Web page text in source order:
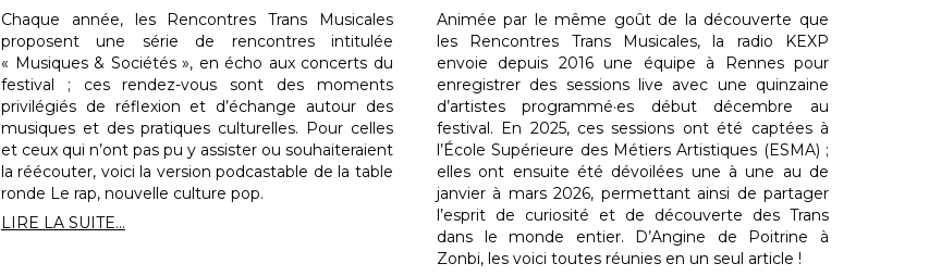
Chaque année, les Rencontres Trans Musicales
proposent une série de rencontres intitulée
« Musiques & Sociétés », en écho aux concerts du
festival ; ces rendez-vous sont des moments
privilégiés de réflexion et d’échange autour des
musiques et des pratiques culturelles. Pour celles
et ceux qui n’ont pas pu y assister ou souhaiteraient
la réécouter, voici la version podcastable de la table
ronde Le rap, nouvelle culture pop.
LIRE LA SUITE...
Animée par le même goût de la découverte que
les Rencontres Trans Musicales, la radio KEXP
envoie depuis 2016 une équipe à Rennes pour
enregistrer des sessions live avec une quinzaine
d’artistes programmé·es début décembre au
festival. En 2025, ces sessions ont été captées à
l’École Supérieure des Métiers Artistiques (ESMA) ;
elles ont ensuite été dévoilées une à une au de
janvier à mars 2026, permettant ainsi de partager
l’esprit de curiosité et de découverte des Trans
dans le monde entier. D’Angine de Poitrine à
Zonbi, les voici toutes réunies en un seul article !